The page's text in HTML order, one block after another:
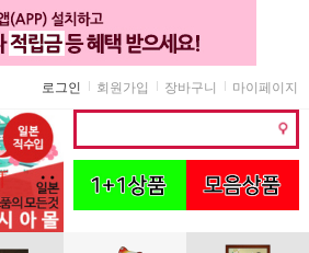
마이페이지
장바구니
회원가입
로그인